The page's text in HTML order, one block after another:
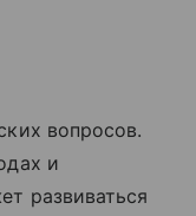
вопросов.
и
развиваться